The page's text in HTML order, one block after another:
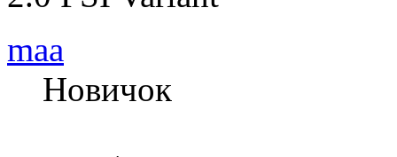
maa
Новичок